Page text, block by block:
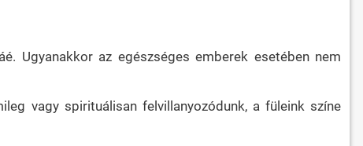
Ugyanakkor az egészséges emberek esetében nem
vagy spirituálisan felvillanyozódunk, a füleink színe